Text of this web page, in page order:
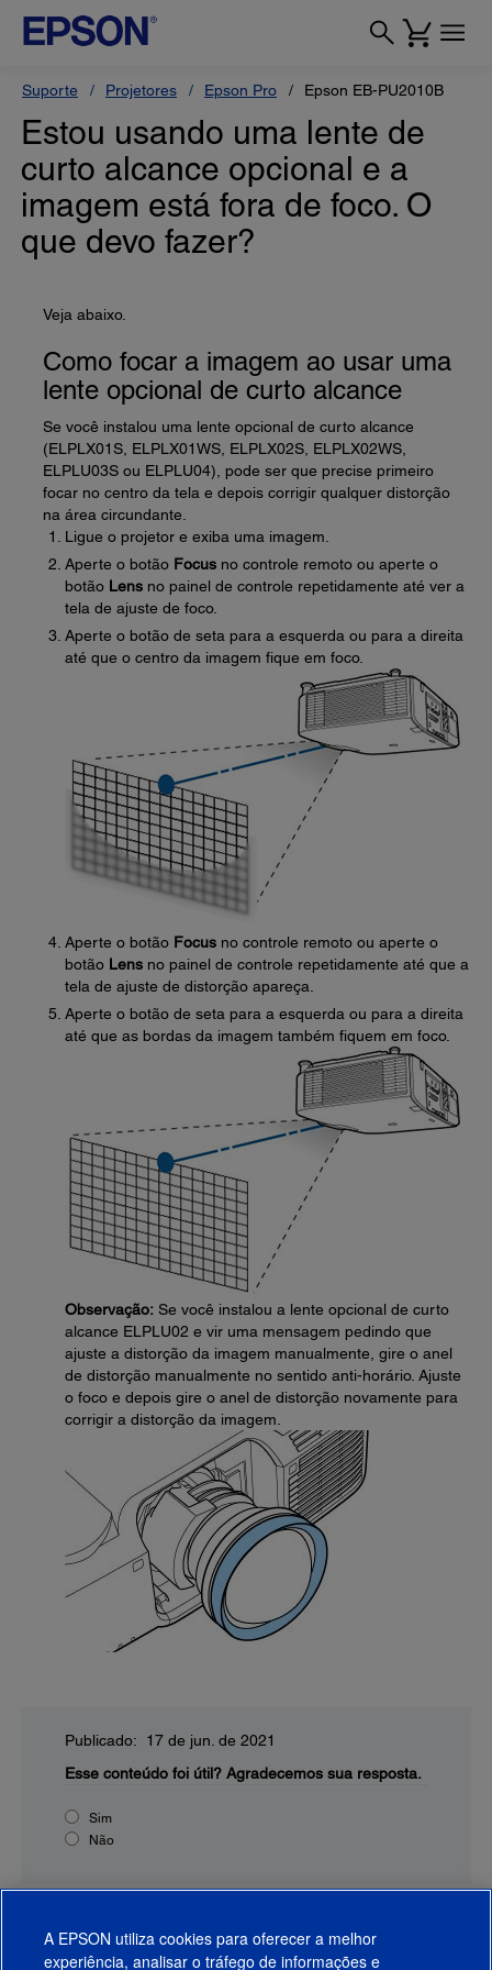
Suporte Projetores Epson Pro Epson EB-PU2010B
Estou usando uma lente de
curto alcance opcional e a
imagem está fora de foco. O
que devo fazer?
Veja abaixo.
Como focar a imagem ao usar uma
lente opcional de curto alcance
Se você instalou uma lente opcional de curto alcance
(ELPLX01S, ELPLX01WS, ELPLX02S, ELPLX02WS,
ELPLU03S ou ELPLU04), pode ser que precise primeiro
focar no centro da tela e depois corrigir qualquer distorção
na área circundante.
Ligue o projetor e exiba uma imagem.
Aperte o botão Focus no controle remoto ou aperte o
botão Lens no painel de controle repetidamente até ver a
tela de ajuste de foco.
Aperte o botão de seta para a esquerda ou para a direita
até que o centro da imagem fique em foco.
Aperte o botão Focus no controle remoto ou aperte o
botão Lens no painel de controle repetidamente até que a
tela de ajuste de distorção apareça.
Aperte o botão de seta para a esquerda ou para a direita
até que as bordas da imagem também fiquem em foco.
Observação: Se você instalou a lente opcional de curto
alcance ELPLU02 e vir uma mensagem pedindo que
ajuste a distorção da imagem manualmente, gire o anel
de distorção manualmente no sentido anti-horário. Ajuste
o foco e depois gire o anel de distorção novamente para
corrigir a distorção da imagem.
Publicado: 17 de jun. de 2021
Esse conteúdo foi útil? Agradecemos sua resposta.
Sim
Não
A EPSON utiliza cookies para oferecer a melhor
experiência, analisar o tráfego de informações e